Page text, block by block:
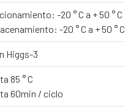
-20 ° C a + 50 ° C
-20 ° C a + 50 ° C
Higgs-3
85 ° C
60min / ciclo